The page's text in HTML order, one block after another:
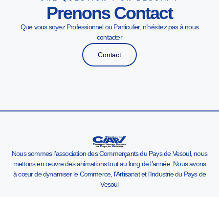
Prenons Contact
Que vous soyez Professionnel ou Particulier, n’hésitez pas à nous
contacter
Contact
Nous sommes l’association des Commerçants du Pays de Vesoul, nous
mettons en œuvre des animations tout au long de l’année. Nous avons
à cœur de dynamiser le Commerce, l’Artisanat et l’Industrie du Pays de
Vesoul